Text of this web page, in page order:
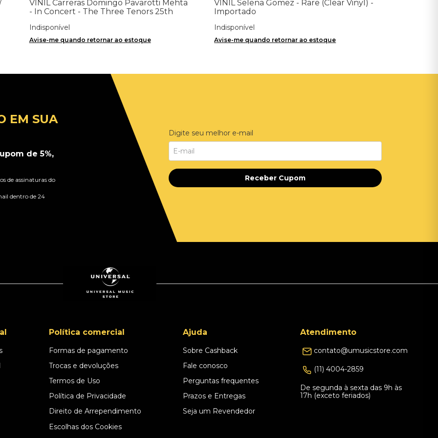
VINIL Carreras Domingo Pavarotti Mehta
- In Concert - The Three Tenors 25th
Indisponível
Avise-me quando retornar ao estoque
VINIL Selena Gomez - Rare (Clear Vinyl) -
Importado
Indisponível
Avise-me quando retornar ao estoque
EM SUA
de 5%,
de assinaturas do
dentro de 24
Digite seu melhor e-mail
Receber Cupom
Política comercial
Formas de pagamento
Trocas e devoluções
Termos de Uso
Política de Privacidade
Direito de Arrependimento
Escolhas dos Cookies
Ajuda
Sobre Cashback
Fale conosco
Perguntas frequentes
Prazos e Entregas
Seja um Revendedor
Atendimento
contato@umusicstore.com
(11) 4004-2859
De segunda à sexta das 9h às
17h (exceto feriados)